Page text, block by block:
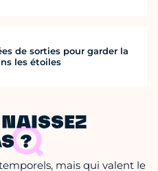
de sorties pour garder la
les étoiles
?
mais qui valent le